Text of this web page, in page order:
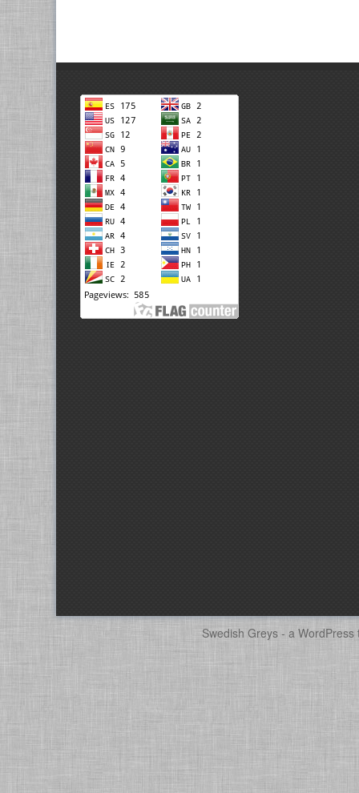
Swedish Greys - a WordPress